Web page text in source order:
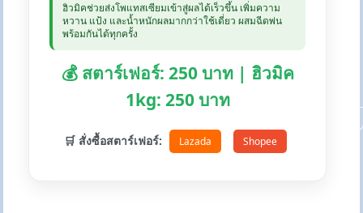
ฮิวมิคช่วยส่งโพแทสเซียมเข้าสู่ผลได้เร็วขึ้น เพิ่มความ
หวาน แป้ง และน้ำหนักผลมากกว่าใช้เดี่ยว ผสมฉีดพ่น
พร้อมกันได้ทุกครั้ง
💰 สตาร์เฟอร์: 250 บาท | ฮิวมิค
1kg: 250 บาท
🛒 สั่งซื้อสตาร์เฟอร์: Lazada Shopee